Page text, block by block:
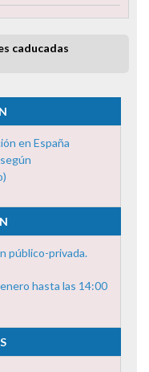
caducadas
en España
público-privada.
hasta las 14:00